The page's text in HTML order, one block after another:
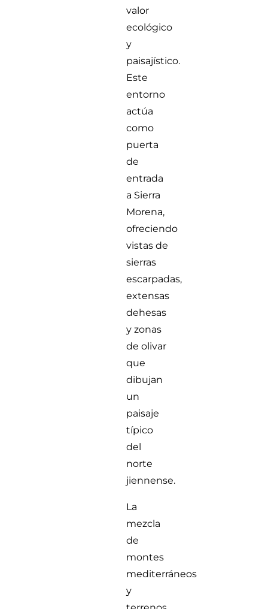
valor
ecológico
y
paisajístico.
Este
entorno
actúa
como
puerta
de
entrada
a Sierra
Morena,
ofreciendo
vistas de
sierras
escarpadas,
extensas
dehesas
y zonas
de olivar
que
dibujan
un
paisaje
típico
del
norte
jiennense.
La
mezcla
de
montes
mediterráneos
y